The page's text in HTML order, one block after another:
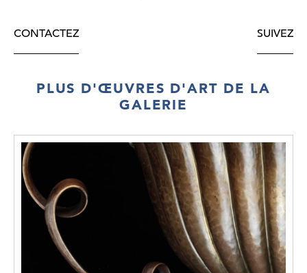
CONTACTEZ SUIVEZ
PLUS D'ŒUVRES D'ART DE LA
GALERIE